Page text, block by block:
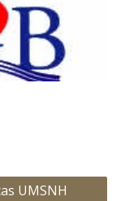
UMSNH